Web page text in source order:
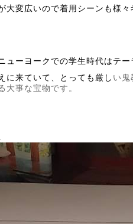
大変広いので着用シーンも様々
ューヨークでの学生時代はテ
に来ていて、
とっても厳し い鬼
大事な宝物です。